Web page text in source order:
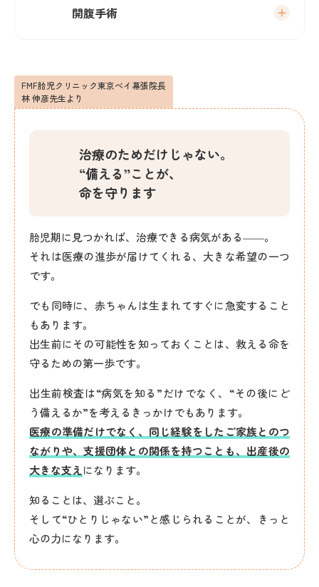
開腹手術
FMF胎児クリニック東京べイ幕張院長
林 伸彦先生より
治療のためだけじゃない。
“備える”ことが、
命を守ります
胎児期に見つかれば、治療できる病気がある――。
それは医療の進歩が届けてくれる、大きな希望の一つ
です。
でも同時に、赤ちゃんは生まれてすぐに急変すること
もあります。
出生前にその可能性を知っておくことは、救える命を
守るための第一歩です。
出生前検査は“病気を知る”だけでなく、“その後にど
う備えるか”を考えるきっかけでもあります。
医療の準備だけでなく、同じ経験をしたご家族とのつ
ながりや、支援団体との関係を持つことも、出産後の
大きな支えになります。
知ることは、選ぶこと。
そして“ひとりじゃない”と感じられることが、きっと
心の力になります。